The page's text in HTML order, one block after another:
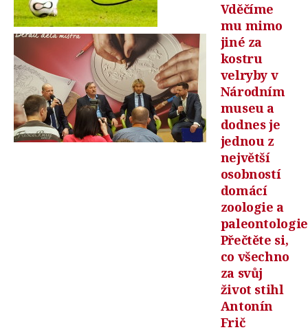
Vděčíme
mu mimo
jiné za
kostru
velryby v
Národním
museu a
dodnes je
jednou z
největší
osobností
domácí
zoologie a
Přečtěte si,
co všechno
za svůj
život stihl
Antonín
Frič